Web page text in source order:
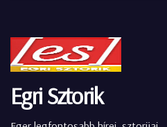
Egri Sztorik